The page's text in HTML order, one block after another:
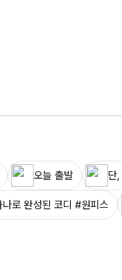
오늘 출발 단
나로 완성된 코디 #원피스